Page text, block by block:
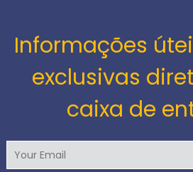
Informações
exclusivas
caixa de